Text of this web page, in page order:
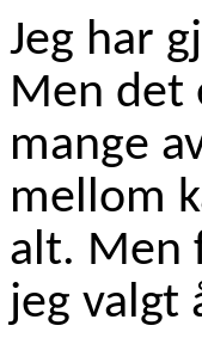
Jeg har
Men det
mange
mellom
alt. Men
jeg valgt